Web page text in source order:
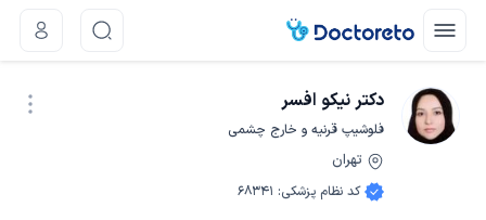
دکتر نیکو افسر
فلوشیپ قرنیه و خارج چشمی
تهران
کد نظام پزشکی:
68341